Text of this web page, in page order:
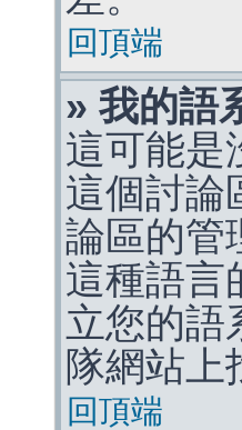
回頂端
» 我的語
這可能是
這個討論
論區的管
這種語言
立您的語
隊網站上
回頂端